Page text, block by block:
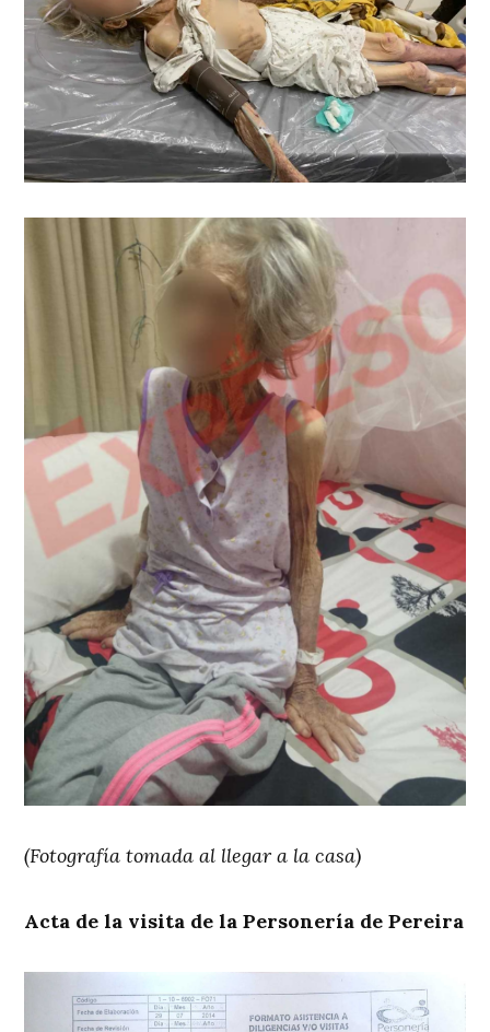
(Fotografía tomada al llegar a la casa)
Acta de la visita de la Personería de Pereira